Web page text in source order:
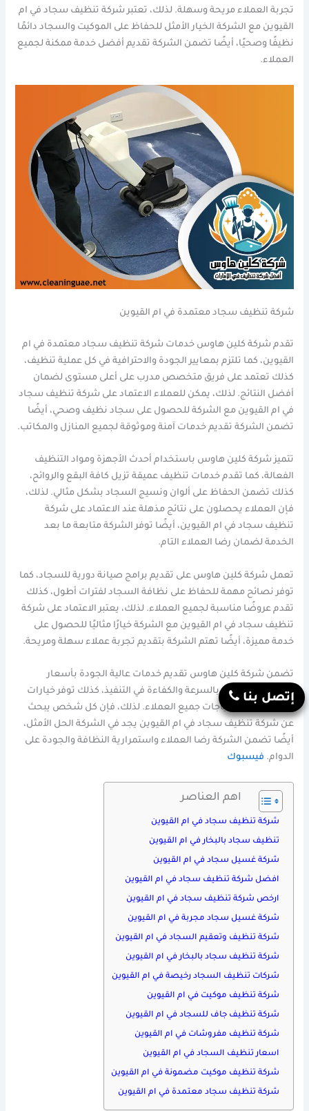
تجربة العملاء مريحة وسهلة. لذلك، تعتبر شركة تنظيف سجاد في ام
القيوين مع الشركة الخيار الأمثل للحفاظ على الموكيت والسجاد دائمًا
نظيفًا وصحيًا، أيضًا تضمن الشركة تقديم أفضل خدمة ممكنة لجميع
العملاء.
شركة تنظيف سجاد معتمدة في ام القيوين
تقدم شركة كلين هاوس خدمات شركة تنظيف سجاد معتمدة في ام
القيوين، كما تلتزم بمعايير الجودة والاحترافية في كل عملية تنظيف،
كذلك تعتمد على فريق متخصص مدرب على أعلى مستوى لضمان
أفضل النتائج. لذلك، يمكن للعملاء الاعتماد على شركة تنظيف سجاد
في ام القيوين مع الشركة للحصول على سجاد نظيف وصحي، أيضًا
تضمن الشركة تقديم خدمات آمنة وموثوقة لجميع المنازل والمكاتب.
تتميز شركة كلين هاوس باستخدام أحدث الأجهزة ومواد التنظيف
الفعالة، كما تقدم خدمات تنظيف عميقة تزيل كافة البقع والروائح،
كذلك تضمن الحفاظ على ألوان ونسيج السجاد بشكل مثالي. لذلك،
فإن العملاء يحصلون على نتائج مذهلة عند الاعتماد على شركة
تنظيف سجاد في ام القيوين، أيضًا توفر الشركة متابعة ما بعد
الخدمة لضمان رضا العملاء التام.
تعمل شركة كلين هاوس على تقديم برامج صيانة دورية للسجاد، كما
توفر نصائح مهمة للحفاظ على نظافة السجاد لفترات أطول، كذلك
تقدم عروضًا مناسبة لجميع العملاء. لذلك، يعتبر الاعتماد على شركة
تنظيف سجاد في ام القيوين مع الشركة خيارًا مثاليًا للحصول على
خدمة مميزة، أيضًا تهتم الشركة بتقديم تجربة عملاء سهلة ومريحة.
تضمن شركة كلين هاوس تقديم خدمات عالية الجودة بأسعار
مناسبة، كما تهتم بالسرعة والكفاءة في التنفيذ، كذلك توفر خيارات
متنوعة لتلبية احتياجات جميع العملاء. لذلك، فإن كل شخص يبحث
عن شركة تنظيف سجاد في ام القيوين يجد في الشركة الحل الأمثل،
أيضًا تضمن الشركة رضا العملاء واستمرارية النظافة والجودة على
الدوام. فيسبوك
اهم العناصر
شركة تنظيف سجاد في ام القيوين
تنظيف سجاد بالبخار في ام القيوين
شركة غسيل سجاد في ام القيوين
افضل شركة تنظيف سجاد في ام القيوين
ارخص شركة تنظيف سجاد في ام القيوين
شركة غسيل سجاد مجربة في ام القيوين
شركة تنظيف وتعقيم السجاد في ام القيوين
شركة تنظيف سجاد بالبخار في ام القيوين
شركات تنظيف السجاد رخيصة في ام القيوين
شركة تنظيف موكيت في ام القيوين
شركة تنظيف جاف للسجاد في ام القيوين
شركة تنظيف مفروشات في ام القيوين
اسعار تنظيف السجاد في ام القيوين
شركة تنظيف موكيت مضمونة في ام القيوين
شركة تنظيف سجاد معتمدة في ام القيوين
إتصل بنا